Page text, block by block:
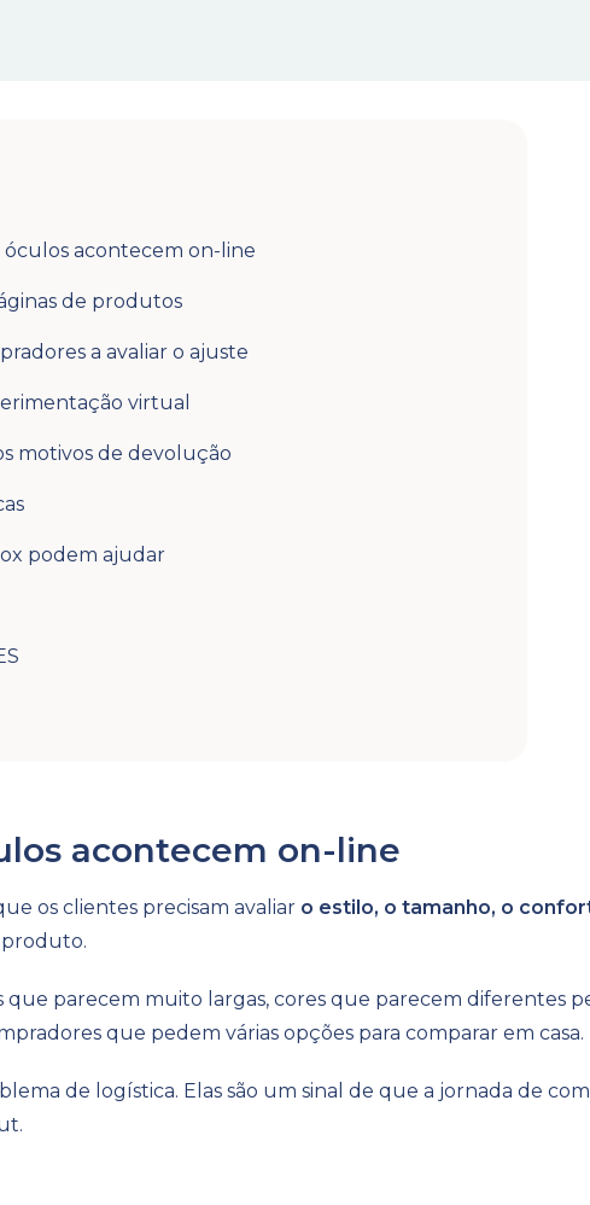
acontecem on-line
de produtos
a avaliar o ajuste
virtual
motivos de devolução
podem ajudar
acontecem on-line
os clientes precisam avaliar o estilo, o tamanho, o
parecem muito largas, cores que parecem diferentes
que pedem várias opções para comparar em casa.
de logística. Elas são um sinal de que a jornada de